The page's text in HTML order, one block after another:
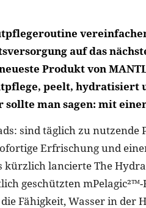
auf das
Produkt von
peelt, hydratisiert
man sagen: mit
sind täglich zu nutzende
Erfrischung und
kürzlich lancierte The
geschützten
Fähigkeit, Wasser in der